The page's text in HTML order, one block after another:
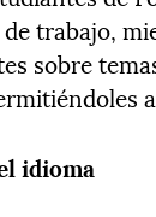
trabajo,
sobre
idioma